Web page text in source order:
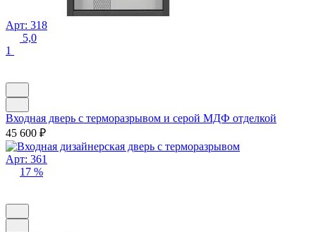
Арт: 318
5,0
1
Входная дверь с терморазрывом и серой МДФ отделкой
45 600 ₽
Арт: 361
17 %